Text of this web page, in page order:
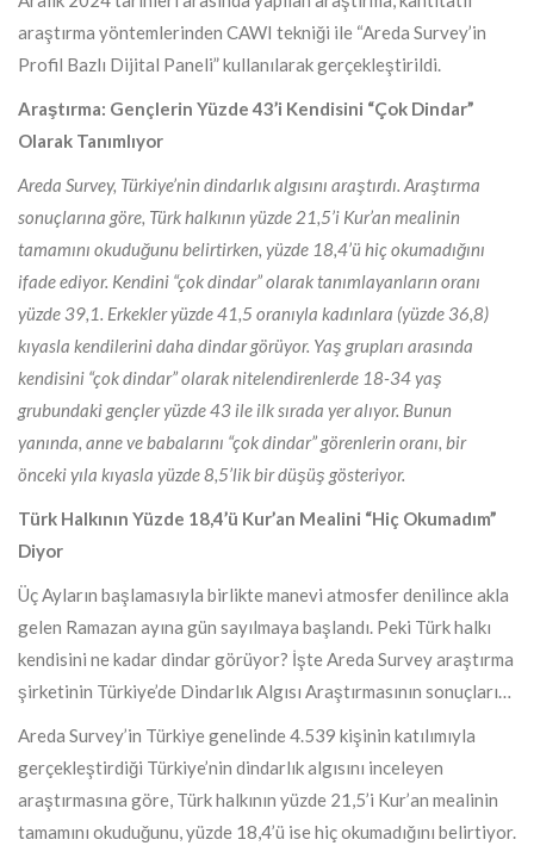
araştırma yöntemlerinden CAWI tekniği ile “Areda Survey’in
Profil Bazlı Dijital Paneli” kullanılarak gerçekleştirildi.
Araştırma: Gençlerin Yüzde 43’i Kendisini “Çok Dindar”
Olarak Tanımlıyor
Areda Survey, Türkiye’nin dindarlık algısını araştırdı. Araştırma
sonuçlarına göre, Türk halkının yüzde 21,5’i Kur’an mealinin
tamamını okuduğunu belirtirken, yüzde 18,4’ü hiç okumadığını
ifade ediyor. Kendini “çok dindar” olarak tanımlayanların oranı
yüzde 39,1. Erkekler yüzde 41,5 oranıyla kadınlara (yüzde 36,8)
kıyasla kendilerini daha dindar görüyor. Yaş grupları arasında
kendisini “çok dindar” olarak nitelendirenlerde 18-34 yaş
grubundaki gençler yüzde 43 ile ilk sırada yer alıyor. Bunun
yanında, anne ve babalarını “çok dindar” görenlerin oranı, bir
önceki yıla kıyasla yüzde 8,5’lik bir düşüş gösteriyor.
Türk Halkının Yüzde 18,4’ü Kur’an Mealini “Hiç Okumadım”
Diyor
Üç Ayların başlamasıyla birlikte manevi atmosfer denilince akla
gelen Ramazan ayına gün sayılmaya başlandı. Peki Türk halkı
kendisini ne kadar dindar görüyor? İşte Areda Survey araştırma
şirketinin Türkiye’de Dindarlık Algısı Araştırmasının sonuçları…
Areda Survey’in Türkiye genelinde 4.539 kişinin katılımıyla
gerçekleştirdiği Türkiye’nin dindarlık algısını inceleyen
araştırmasına göre, Türk halkının yüzde 21,5’i Kur’an mealinin
tamamını okuduğunu, yüzde 18,4’ü ise hiç okumadığını belirtiyor.